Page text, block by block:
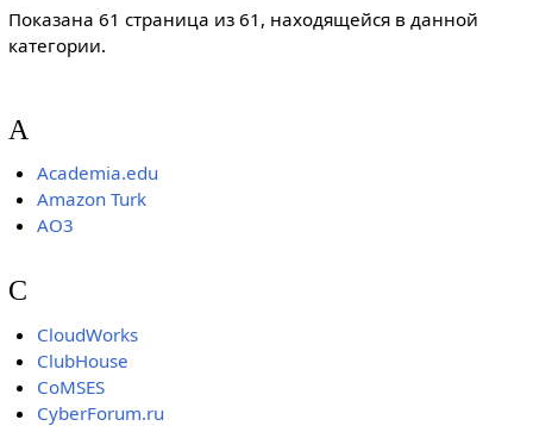
Показана 61 страница из 61, находящейся в данной
категории.
A
Academia.edu
Amazon Turk
AO3
C
CloudWorks
ClubHouse
CoMSES
CyberForum.ru